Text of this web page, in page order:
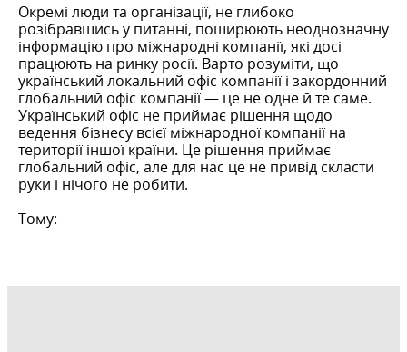
Окремі люди та організації, не глибоко
розібравшись у питанні, поширюють неоднозначну
інформацію про міжнародні компанії, які досі
працюють на ринку росії. Варто розуміти, що
український локальний офіс компанії і закордонний
глобальний офіс компанії — це не одне й те саме.
Український офіс не приймає рішення щодо
ведення бізнесу всієї міжнародної компанії на
території іншої країни. Це рішення приймає
глобальний офіс, але для нас це не привід скласти
руки і нічого не робити.
Тому: